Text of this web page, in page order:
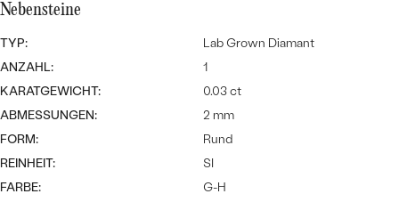
Bestseller
Nebensteine
TYP:
Lab Grown Diamant
ANZAHL:
1
KARATGEWICHT:
0.03 ct
ABMESSUNGEN:
2 mm
FORM:
Rund
REINHEIT:
SI
FARBE:
G-H